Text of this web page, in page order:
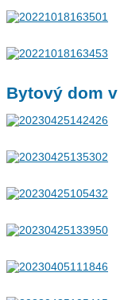
Bytový dom